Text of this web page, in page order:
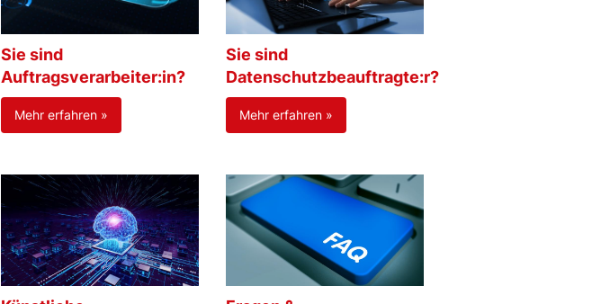
Sie sind
Auftragsverarbeiter:in?
Mehr erfahren »
Sie sind
Datenschutzbeauftragte:r?
Mehr erfahren »